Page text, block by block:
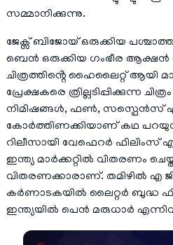
സമ്മാനിക്കുന്നു.
ജേക്സ് ബിജോയ് ഒരുക്കിയ
ബെൻ ഒരുക്കിയ ഗംഭീര ആക്ഷൻ
ചിത്രത്തിൻ്റെ ഹൈലൈറ്റ് ആയി
പ്രേക്ഷകരെ ത്രില്ലടിപ്പിക്കുന്ന
നിമിഷങ്ങൾ, ഫൺ, സസ്പെൻസ്
കോർത്തിണക്കിയാണ് കഥ
റിലീസായി വേഫെറർ ഫിലിംസ്
ഇന്ത്യ മാർക്കറ്റിൽ വിതരണം
വിതരണക്കാരാണ്. തമിഴിൽ എ
കർണാടകയിൽ ലൈറ്റർ ബുദ്ധ
ഇന്ത്യയിൽ പെൻ മരുധാർ